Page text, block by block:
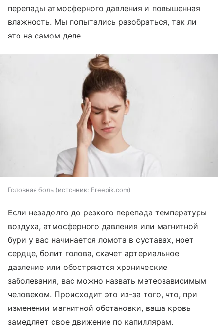
перепады атмосферного давления и повышенная
влажность. Мы попытались разобраться, так ли
это на самом деле.
Головная боль источник: Freepik.com
Если незадолго до резкого перепада температуры
воздуха, атмосферного давления или магнитной
бури у вас начинается ломота в суставах, ноет
сердце, болит голова, скачет артериальное
давление или обостряются хронические
заболевания, вас можно назвать метеозависимым
человеком. Происходит это из-за того, что, при
изменении магнитной обстановки, ваша кровь
замедляет свое движение по капиллярам.